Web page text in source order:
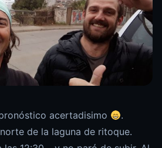
acertadisimo
.
de la laguna de ritoque.